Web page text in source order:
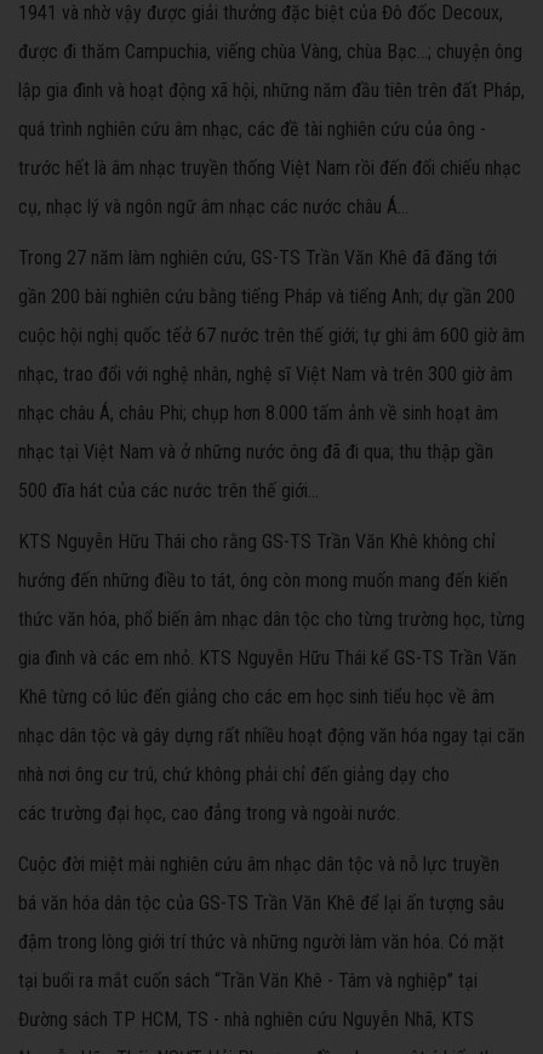
1941 và nhờ vậy được giải thưởng đặc biệt của Đô đốc Decoux,
được đi thăm Campuchia, viếng chùa Vàng, chùa Bạc…; chuyện ông
lập gia đình và hoạt động xã hội, những năm đầu tiên trên đất Pháp,
quá trình nghiên cứu âm nhạc, các đề tài nghiên cứu của ông -
trước hết là âm nhạc truyền thống Việt Nam rồi đến đối chiếu nhạc
cụ, nhạc lý và ngôn ngữ âm nhạc các nước châu Á...
Trong 27 năm làm nghiên cứu, GS-TS Trần Văn Khê đã đăng tới
gần 200 bài nghiên cứu bằng tiếng Pháp và tiếng Anh; dự gần 200
cuộc hội nghị quốc tếở 67 nước trên thế giới; tự ghi âm 600 giờ âm
nhạc, trao đổi với nghệ nhân, nghệ sĩ Việt Nam và trên 300 giờ âm
nhạc châu Á, châu Phi; chụp hơn 8.000 tấm ảnh về sinh hoạt âm
nhạc tại Việt Nam và ở những nước ông đã đi qua; thu thập gần
500 đĩa hát của các nước trên thế giới…
KTS Nguyễn Hữu Thái cho rằng GS-TS Trần Văn Khê không chỉ
hướng đến những điều to tát, ông còn mong muốn mang đến kiến
thức văn hóa, phổ biến âm nhạc dân tộc cho từng trường học, từng
gia đình và các em nhỏ. KTS Nguyễn Hữu Thái kể GS-TS Trần Văn
Khê từng có lúc đến giảng cho các em học sinh tiểu học về âm
nhạc dân tộc và gây dựng rất nhiều hoạt động văn hóa ngay tại căn
nhà nơi ông cư trú, chứ không phải chỉ đến giảng dạy cho
các trường đại học, cao đẳng trong và ngoài nước.
Cuộc đời miệt mài nghiên cứu âm nhạc dân tộc và nỗ lực truyền
bá văn hóa dân tộc của GS-TS Trần Văn Khê để lại ấn tượng sâu
đậm trong lòng giới trí thức và những người làm văn hóa. Có mặt
tại buổi ra mắt cuốn sách “Trần Văn Khê - Tâm và nghiệp” tại
Đường sách TP HCM, TS - nhà nghiên cứu Nguyễn Nhã, KTS